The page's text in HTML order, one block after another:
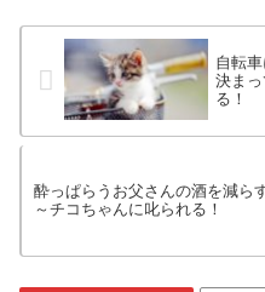
自転
決ま
る！
酔っぱらうお父さんの酒を減ら
～チコちゃんに叱られる！